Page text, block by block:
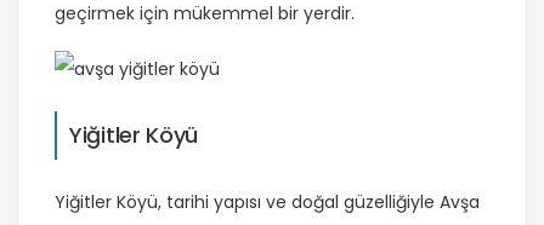
geçirmek için mükemmel bir yerdir.
Yiğitler Köyü
Yiğitler Köyü, tarihi yapısı ve doğal güzelliğiyle Avşa